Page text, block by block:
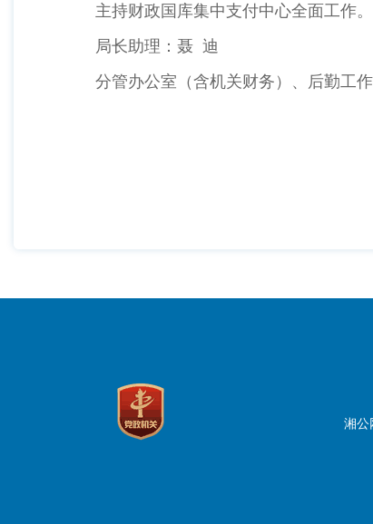
主持财政国库集中支付中心全面工作。
局长助理：聂 迪
分管办公室（含机关财务）、后勤工作
2024
湘